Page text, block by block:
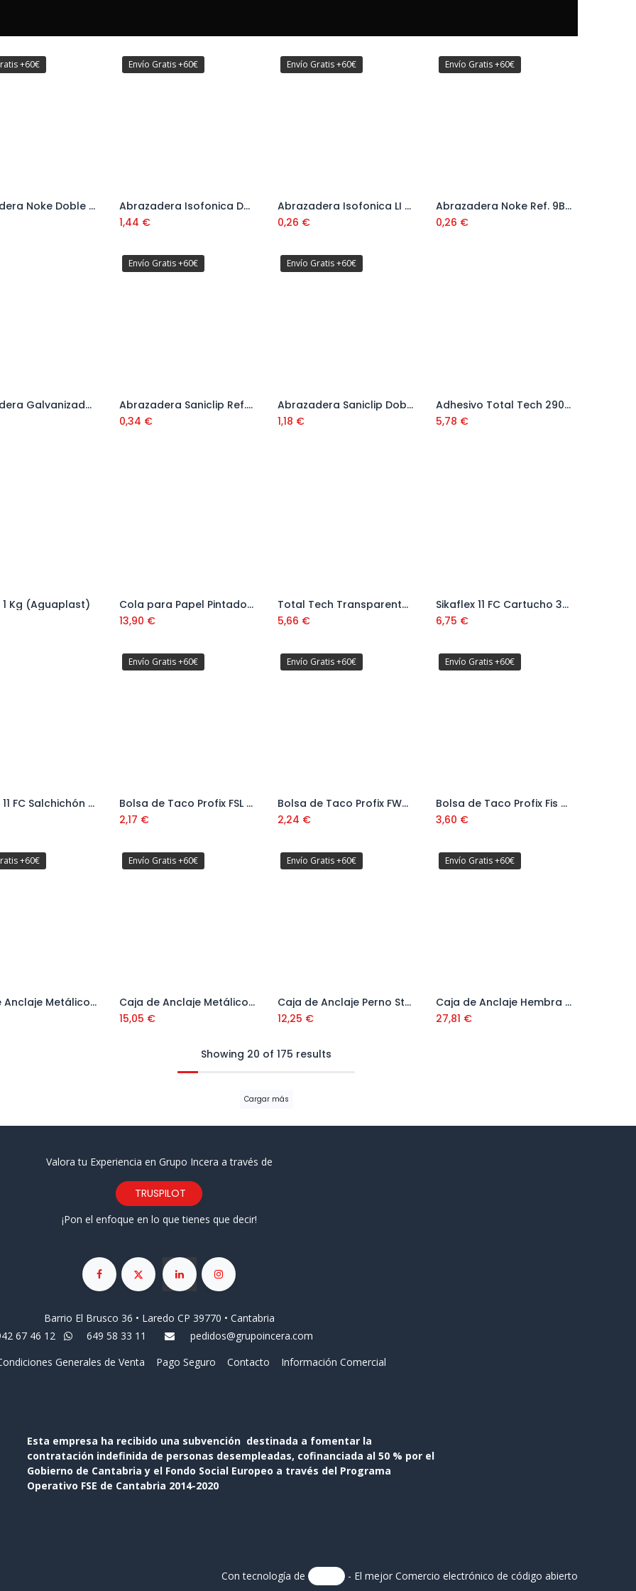
+60€
Añadir al carrito
Abrazadera Noke Doble Ref. 9B28AD
Envío Gratis +60€
Añadir al carrito
Abrazadera Isofonica Doble LA Ref. 9B18LID
1,44 €
Envío Gratis +60€
Añadir al carrito
Abrazadera Isofonica LI Ref. 9B22LI
0,26 €
Envío Gratis +60€
Añadir al carrito
Abrazadera Noke Ref. 9B28NK
0,26 €
Añadir al carrito
Abrazadera Galvanizada para Tubo Doble Agarre
Envío Gratis +60€
Añadir al carrito
Abrazadera Saniclip Ref. 9128SC
0,34 €
Envío Gratis +60€
Añadir al carrito
Abrazadera Saniclip Doble Ref. 9128SCD
1,18 €
Añadir al carrito
Adhesivo Total Tech 290 ml
5,78 €
Añadir al carrito
Kg (Aguaplast)
Añadir al carrito
Cola para Papel Pintado 2,5 Kg Ref. 504604
13,90 €
Añadir al carrito
Total Tech Transparente 125 ml Ref. 507242
5,66 €
Añadir al carrito
Sikaflex 11 FC Cartucho 300 cm3 Adhesivo y Sellador de Juntas
6,75 €
Añadir al carrito
Sikaflex 11 FC Salchichón 780 gramos
Envío Gratis +60€
Añadir al carrito
Bolsa de Taco Profix FSL HD (4 uds) 8x60 mm
2,17 €
Envío Gratis +60€
Bolsa de Taco Profix FWA (4 uds) Ref: 518059
2,24 €
Envío Gratis +60€
Añadir al carrito
Bolsa de Taco Profix Fis H16x85 K (8 uds) Ref: 518065
3,60 €
+60€
Añadir al carrito
Caja de Anclaje Metálico Standard FSL H D Ref: 88756
Envío Gratis +60€
Añadir al carrito
Caja de Anclaje Metálico Standard FSL D Ref: 45657
15,05 €
Envío Gratis +60€
Añadir al carrito
Caja de Anclaje Perno Standard FWA ( 50 uds) Ref: 45793
12,25 €
Envío Gratis +60€
Añadir al carrito
Caja de Anclaje Hembra SAP M16 x 65 mm Ref. 98SAP
27,81 €
Showing 20 of 175 results
Cargar más
Valora tu Experiencia en Grupo Incera a través de
TRUSPILOT
¡Pon el enfoque en lo que tienes que decir!
Barrio El Brusco 36 • Laredo CP 39770 • Cantabria
67 46 12
649 58 33 11
pedidos@grupoincera.com
Generales de Venta Pago Seguro Contacto Información Comercial
Esta empresa ha recibido una subvención destinada a fomentar la
contratación indefinida de personas desempleadas, cofinanciada al 50 % por el
Gobierno de Cantabria y el Fondo Social Europeo a través del Programa
Operativo FSE de Cantabria 2014-2020
Con tecnología de - El mejor Comercio electrónico de código abierto